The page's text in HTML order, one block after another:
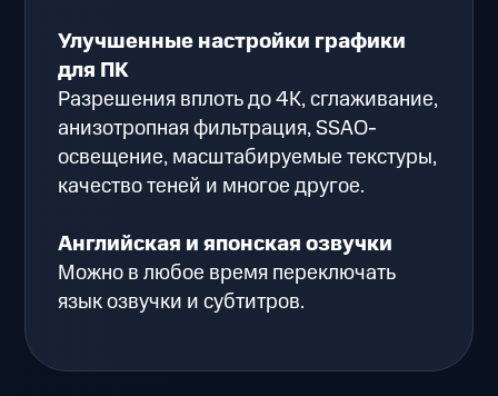
Улучшенные настройки графики
для ПК
Разрешения вплоть до 4K, сглаживание,
анизотропная фильтрация, SSAO-
освещение, масштабируемые текстуры,
качество теней и многое другое.
Английская и японская озвучки
Можно в любое время переключать
язык озвучки и субтитров.